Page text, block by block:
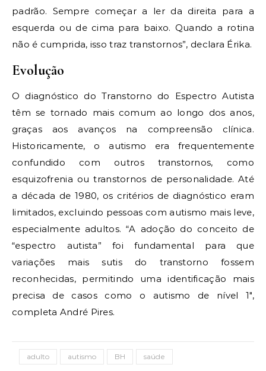
padrão. Sempre começar a ler da direita para a
esquerda ou de cima para baixo. Quando a rotina
não é cumprida, isso traz transtornos”, declara Érika.
Evolução
O diagnóstico do Transtorno do Espectro Autista
têm se tornado mais comum ao longo dos anos,
graças aos avanços na compreensão clínica.
Historicamente, o autismo era frequentemente
confundido com outros transtornos, como
esquizofrenia ou transtornos de personalidade. Até
a década de 1980, os critérios de diagnóstico eram
limitados, excluindo pessoas com autismo mais leve,
especialmente adultos. “A adoção do conceito de
“espectro autista” foi fundamental para que
variações mais sutis do transtorno fossem
reconhecidas, permitindo uma identificação mais
precisa de casos como o autismo de nível 1″,
completa André Pires.
adulto autismo BH saúde